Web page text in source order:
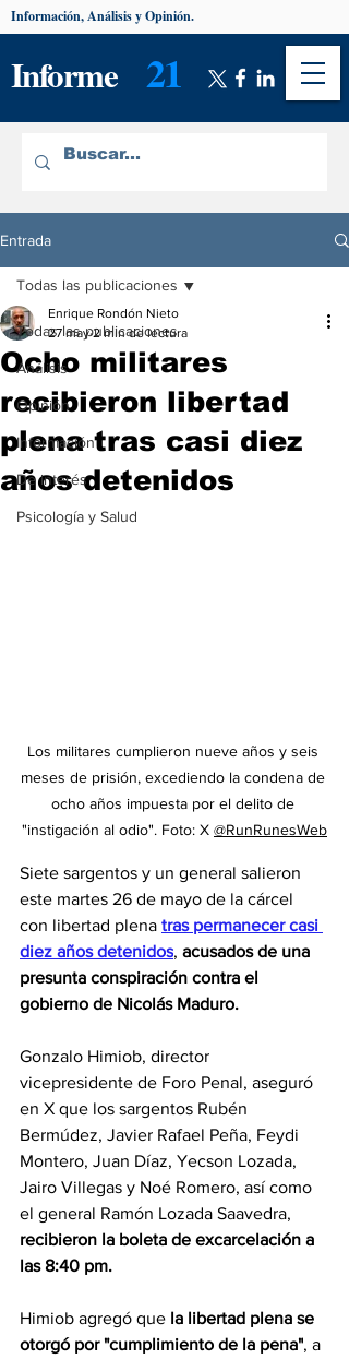
Informe 21
Información, Análisis y Opinión.
Entrada
Todas las publicaciones
Análisis
Opinión
Información
De interés
Psicología y Salud
Todas las publicaciones
Ocho militares
recibieron libertad
plena tras casi diez
años detenidos
Enrique Rondón Nieto
27 may 2 min de lectura
Los militares cumplieron nueve años y seis
meses de prisión, excediendo la condena de
ocho años impuesta por el delito de
"instigación al odio". Foto: X @RunRunesWeb
Siete sargentos y un general salieron
este martes 26 de mayo de la cárcel
con libertad plena tras permanecer casi
diez años detenidos, acusados de una
presunta conspiración contra el
gobierno de Nicolás Maduro.
Gonzalo Himiob, director
vicepresidente de Foro Penal, aseguró
en X que los sargentos Rubén
Bermúdez, Javier Rafael Peña, Feydi
Montero, Juan Díaz, Yecson Lozada,
Jairo Villegas y Noé Romero, así como
el general Ramón Lozada Saavedra,
recibieron la boleta de excarcelación a
las 8:40 pm.
Himiob agregó que la libertad plena se
otorgó por "cumplimiento de la pena", a